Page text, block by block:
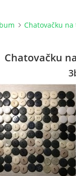
Chatovačku
Chatovačku